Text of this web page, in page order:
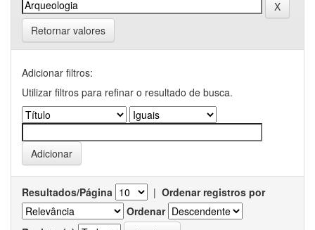
Retornar valores
Adicionar filtros:
Utilizar filtros para refinar o resultado de busca.
Resultados/Página | Ordenar registros por
Ordenar